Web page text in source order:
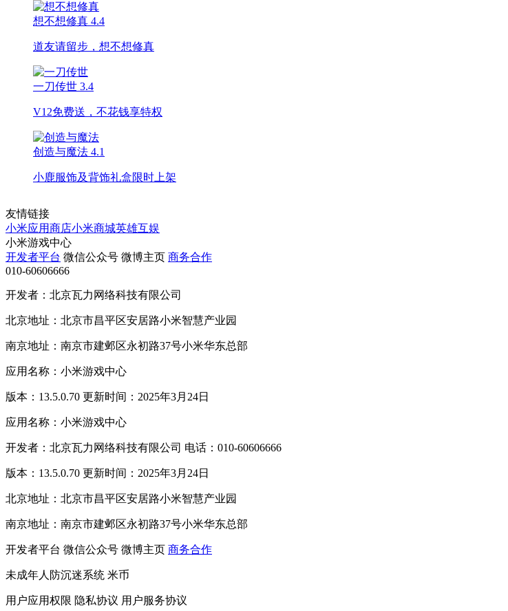
想不想修真 4.4
道友请留步，想不想修真
一刀传世 3.4
V12免费送，不花钱享特权
创造与魔法 4.1
小鹿服饰及背饰礼盒限时上架
友情链接
小米应用商店小米商城英雄互娱
小米游戏中心
开发者平台 微信公众号 微博主页 商务合作
010-60606666
开发者：北京瓦力网络科技有限公司
北京地址：北京市昌平区安居路小米智慧产业园
南京地址：南京市建邺区永初路37号小米华东总部
应用名称：小米游戏中心
版本：13.5.0.70 更新时间：2025年3月24日
应用名称：小米游戏中心
开发者：北京瓦力网络科技有限公司 电话：010-60606666
版本：13.5.0.70 更新时间：2025年3月24日
北京地址：北京市昌平区安居路小米智慧产业园
南京地址：南京市建邺区永初路37号小米华东总部
开发者平台 微信公众号 微博主页 商务合作
未成年人防沉迷系统 米币
用户应用权限 隐私协议 用户服务协议